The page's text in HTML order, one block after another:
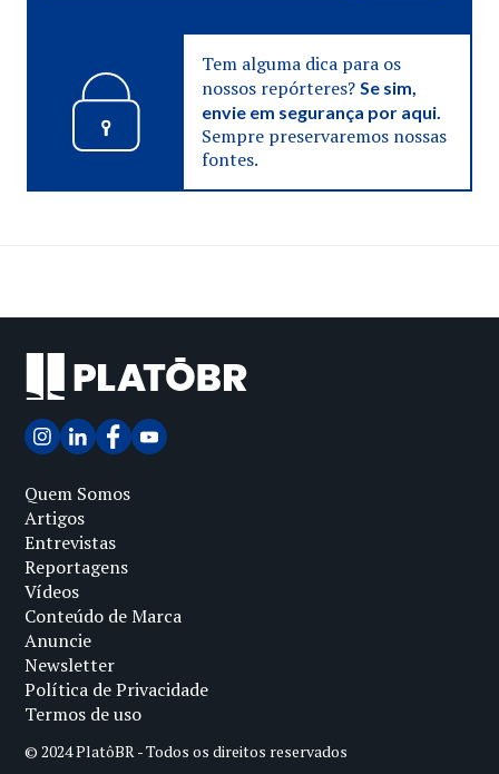
Tem alguma dica para os
nossos repórteres? Se sim,
envie em segurança por aqui.
Sempre preservaremos nossas
fontes.
© 2024 PlatôBR - Todos os direitos reservados
Quem Somos
Artigos
Entrevistas
Reportagens
Vídeos
Conteúdo de Marca
Anuncie
Newsletter
Política de Privacidade
Termos de uso